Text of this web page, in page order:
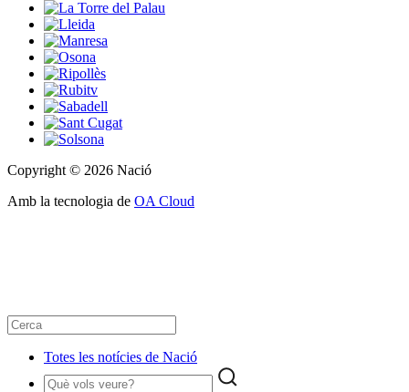
Copyright © 2026 Nació
Amb la tecnologia de OA Cloud
Totes les notícies de Nació